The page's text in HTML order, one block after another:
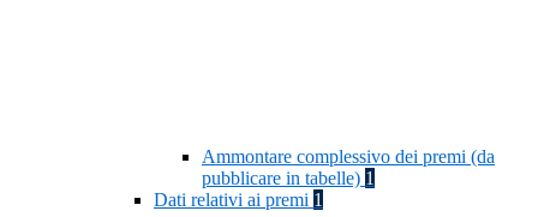
Ammontare complessivo dei premi (da
pubblicare in tabelle) 1
Dati relativi ai premi 1